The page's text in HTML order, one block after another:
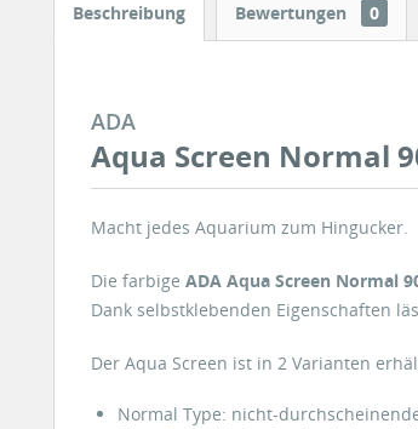
Beschreibung Bewertungen 0
ADA
Aqua Screen Normal
Macht jedes Aquarium zum Hingucker.
Die farbige ADA Aqua Screen Normal
Dank selbstklebenden Eigenschaften
Der Aqua Screen ist in 2 Varianten
Normal Type: nicht-